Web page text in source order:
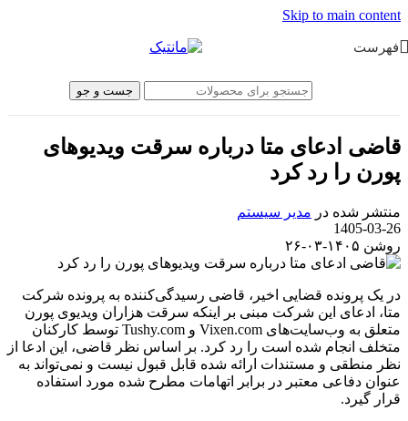
Skip to main content
فهرست
جست و جو
قاضی ادعای متا درباره سرقت ویدیوهای
پورن را رد کرد
منتشر شده در مدیر سیستم
1405-03-26
روشن ۱۴۰۵-۰۳-۲۶
در یک پرونده قضایی اخیر، قاضی رسیدگی‌کننده به پرونده شرکت
متا، ادعای این شرکت مبنی بر اینکه سرقت هزاران ویدیوی پورن
متعلق به وب‌سایت‌های Vixen.com و Tushy.com توسط کارکنان
متخلف انجام شده است را رد کرد. بر اساس نظر قاضی، این ادعا از
نظر منطقی و مستندات ارائه شده قابل قبول نیست و نمی‌تواند به
عنوان دفاعی معتبر در برابر اتهامات مطرح شده مورد استفاده
قرار گیرد.